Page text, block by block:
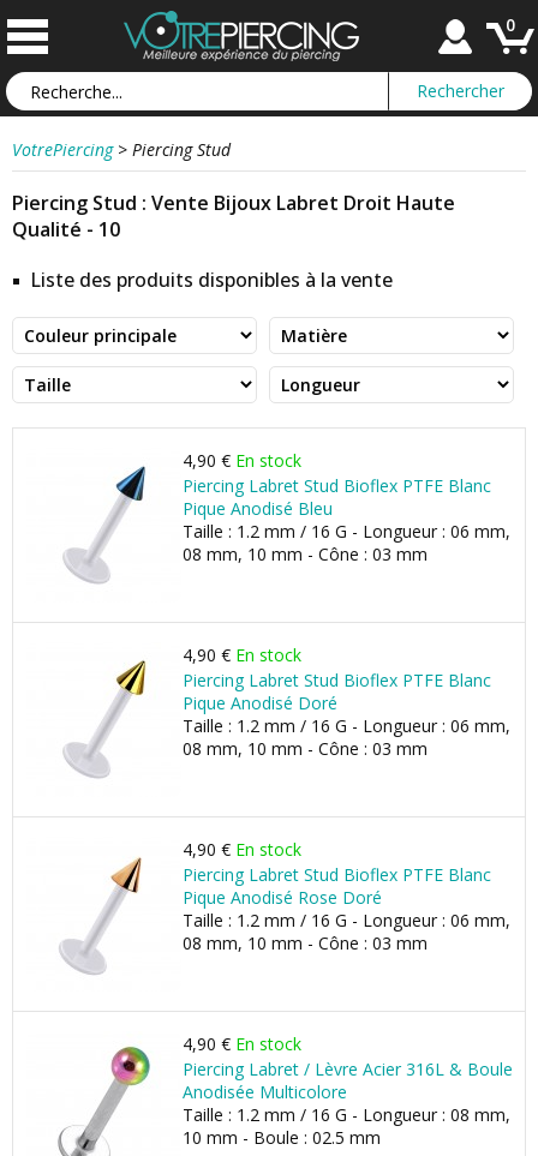
0
VotrePiercing > Piercing Stud
Piercing Stud : Vente Bijoux Labret Droit Haute
Qualité - 10
Liste des produits disponibles à la vente
4,90 € En stock
Piercing Labret Stud Bioflex PTFE Blanc
Pique Anodisé Bleu
Taille : 1.2 mm / 16 G - Longueur : 06 mm,
08 mm, 10 mm - Cône : 03 mm
4,90 € En stock
Piercing Labret Stud Bioflex PTFE Blanc
Pique Anodisé Doré
Taille : 1.2 mm / 16 G - Longueur : 06 mm,
08 mm, 10 mm - Cône : 03 mm
4,90 € En stock
Piercing Labret Stud Bioflex PTFE Blanc
Pique Anodisé Rose Doré
Taille : 1.2 mm / 16 G - Longueur : 06 mm,
08 mm, 10 mm - Cône : 03 mm
4,90 € En stock
Piercing Labret / Lèvre Acier 316L & Boule
Anodisée Multicolore
Taille : 1.2 mm / 16 G - Longueur : 08 mm,
10 mm - Boule : 02.5 mm